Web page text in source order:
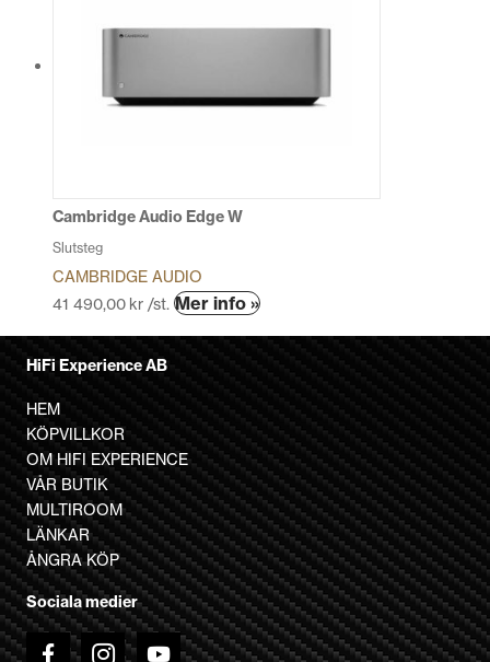
varianter.
alternativen
Cambridge Audio Edge W
Slutsteg
CAMBRIDGE AUDIO
41 490,00 kr /st. Mer info »Den
varianter.
De
olika
alternativen
kan
väljas
på
produktsidan
HiFi Experience AB
HEM
KÖPVILLKOR
OM HIFI EXPERIENCE
VÅR BUTIK
MULTIROOM
LÄNKAR
ÅNGRA KÖP
Sociala medier